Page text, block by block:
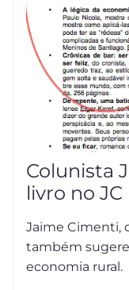
Colunista
livro no JC
Jaime Cimenti,
também
economia rural.